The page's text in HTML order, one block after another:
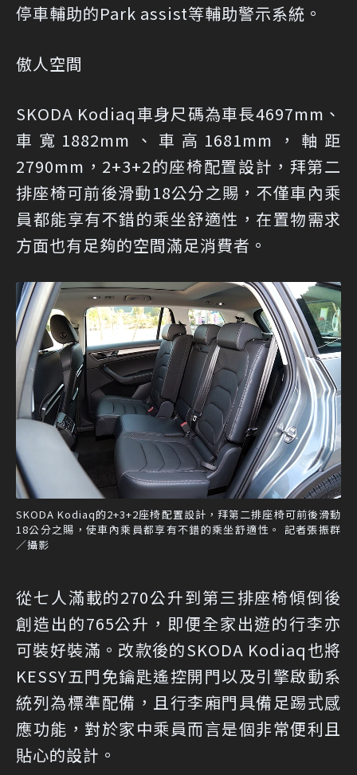
停車輔助的Park assist等輔助警示系統。
傲人空間
SKODA Kodiaq車身尺碼為車長4697mm、
車寬1882mm、車高1681mm，軸距
2790mm，2+3+2的座椅配置設計，拜第二
排座椅可前後滑動18公分之賜，不僅車內乘
員都能享有不錯的乘坐舒適性，在置物需求
方面也有足夠的空間滿足消費者。
SKODA Kodiaq的2+3+2座椅配置設計，拜第二排座椅可前後滑動
18公分之賜，使車內乘員都享有不錯的乘坐舒適性。 記者張振群
／攝影
從七人滿載的270公升到第三排座椅傾倒後
創造出的765公升，即便全家出遊的行李亦
可裝好裝滿。改款後的SKODA Kodiaq也將
KESSY五門免鑰匙遙控開門以及引擎啟動系
統列為標準配備，且行李廂門具備足踢式感
應功能，對於家中乘員而言是個非常便利且
貼心的設計。